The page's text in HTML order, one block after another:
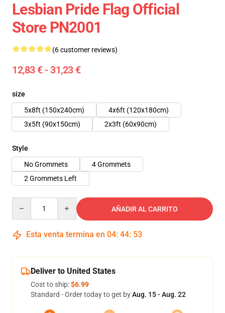
Lesbian Pride Flag Official
Store PN2001
(6 customer reviews)
12,83 € - 31,23 €
size
5x8ft (150x240cm)
4x6ft (120x180cm)
3x5ft (90x150cm)
2x3ft (60x90cm)
Style
No Grommets
4 Grommets
2 Grommets Left
AÑADIR AL CARRITO
Esta venta termina en 04: 44: 52
Deliver to United States
Cost to ship:$6.99
Standard - Order today to get byAug. 15 - Aug. 22